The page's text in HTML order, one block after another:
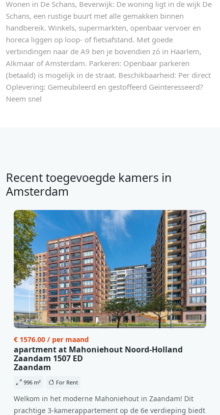
Wonen in De Schans, Beverwijk: De woning ligt in de wijk De
Schans, een rustige buurt met alle gemakken binnen
handbereik. Winkels, supermarkten, openbaar vervoer en
horeca liggen op loop- of fietsafstand. Met goede
verbindingen naar de A9 ben je bovendien zó in Haarlem,
Alkmaar of Amsterdam. Parkeren: Openbaar parkeren
(betaald) is mogelijk in de straat. Beschikbaarheid: Per direct
Oplevering: Gemeubileerd en gestoffeerd Geïnteresseerd?
Neem snel
Recent toegevoegde kamers in
Amsterdam
€ 1576.00 / per maand
apartment at Mahoniehout Noord-Holland
Zaandam 1507 ED
Zaandam
996 m² For Rent
Welkom in het moderne Mahoniehout in Zaandam! Dit
prachtige 3-kamerappartement op de 6e verdieping biedt